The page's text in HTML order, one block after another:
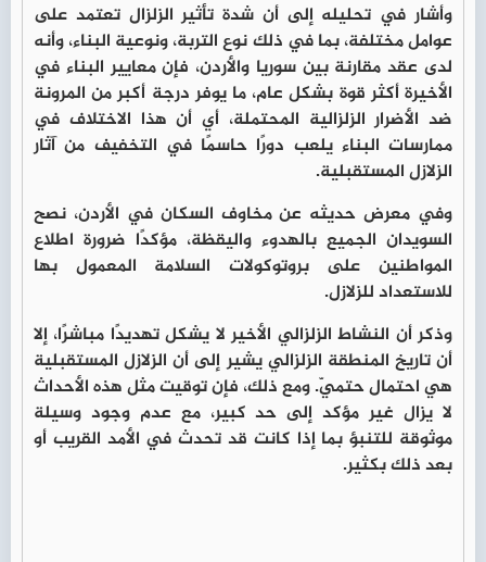
وأشار في تحليله إلى أن شدة تأثير الزلزال تعتمد على
عوامل مختلفة، بما في ذلك نوع التربة، ونوعية البناء، وأنه
لدى عقد مقارنة بين سوريا والأردن، فإن معايير البناء في
الأخيرة أكثر قوة بشكل عام، ما يوفر درجة أكبر من المرونة
ضد الأضرار الزلزالية المحتملة، أي أن هذا الاختلاف في
ممارسات البناء يلعب دورًا حاسمًا في التخفيف من آثار
الزلازل المستقبلية.
وفي معرض حديثه عن مخاوف السكان في الأردن، نصح
السويدان الجميع بالهدوء واليقظة، مؤكدًا ضرورة اطلاع
المواطنين على بروتوكولات السلامة المعمول بها
للاستعداد للزلازل.
وذكر أن النشاط الزلزالي الأخير لا يشكل تهديدًا مباشرًا، إلا
أن تاريخ المنطقة الزلزالي يشير إلى أن الزلازل المستقبلية
هي احتمال حتميّ. ومع ذلك، فإن توقيت مثل هذه الأحداث
لا يزال غير مؤكد إلى حد كبير، مع عدم وجود وسيلة
موثوقة للتنبؤ بما إذا كانت قد تحدث في الأمد القريب أو
بعد ذلك بكثير.